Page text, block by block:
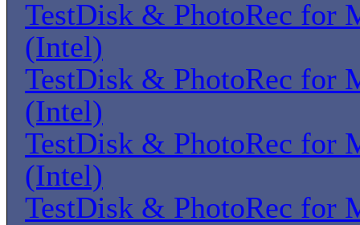
TestDisk & PhotoRec for
(Intel)
TestDisk & PhotoRec for
(Intel)
TestDisk & PhotoRec for
(Intel)
TestDisk & PhotoRec for